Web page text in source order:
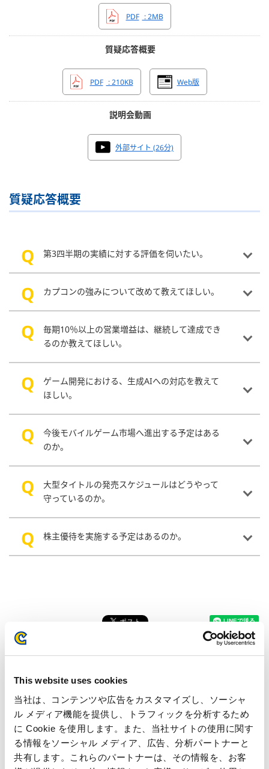
This website uses cookies
当社は、コンテンツや広告をカスタマイズし、ソーシャ
ル メディア機能を提供し、トラフィックを分析するため
に Cookie を使用します。また、当社サイトの使用に関す
る情報をソーシャル メディア、広告、分析パートナーと
共有します。これらのパートナーは、その情報を、お客
PDF : 2MB
質疑応答概要
PDF : 210KB Web版
説明会動画
外部サイト (26分)
質疑応答概要
第3四半期の実績に対する評価を伺いたい。
カプコンの強みについて改めて教えてほしい。
毎期10％以上の営業増益は、継続して達成でき
るのか教えてほしい。
ゲーム開発における、生成AIへの対応を教えて
ほしい。
今後モバイルゲーム市場へ進出する予定はある
のか。
大型タイトルの発売スケジュールはどうやって
守っているのか。
株主優待を実施する予定はあるのか。
2026年07月28日
2027年3月期 第1四半期 決算発表
2026年07月01日〜2026年07月27日
沈黙期間